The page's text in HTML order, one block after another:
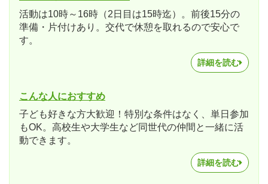
活動は10時～16時（2日目は15時迄）。前後15分の
準備・片付けあり。交代で休憩を取れるので安心で
す。
詳細を読む
こんな人におすすめ
子ども好きな方大歓迎！特別な条件はなく、単日参加
もOK。高校生や大学生など同世代の仲間と一緒に活
動できます。
詳細を読む